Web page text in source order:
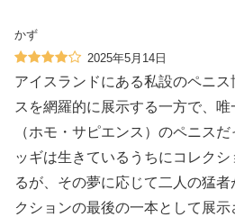
かず
2025年5月14日
アイスランドにある私設のペニ
スを網羅的に展示する一方で、
（ホモ・サピエンス）のペニス
ッギは生きているうちにコレク
るが、その夢に応じて二人の猛
クションの最後の一本として展